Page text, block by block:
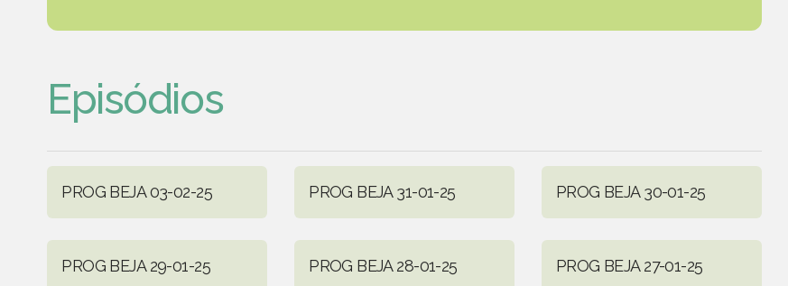
Episódios
PROG BEJA 03-02-25 PROG BEJA 31-01-25 PROG BEJA 30-01-25
PROG BEJA 29-01-25 PROG BEJA 28-01-25 PROG BEJA 27-01-25